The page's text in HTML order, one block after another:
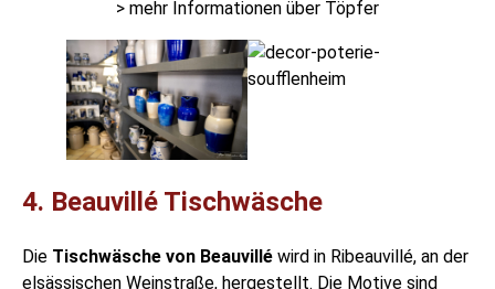
> mehr Informationen über Töpfer
4. Beauvillé Tischwäsche
Die Tischwäsche von Beauvillé wird in Ribeauvillé, an der
elsässischen Weinstraße, hergestellt. Die Motive sind